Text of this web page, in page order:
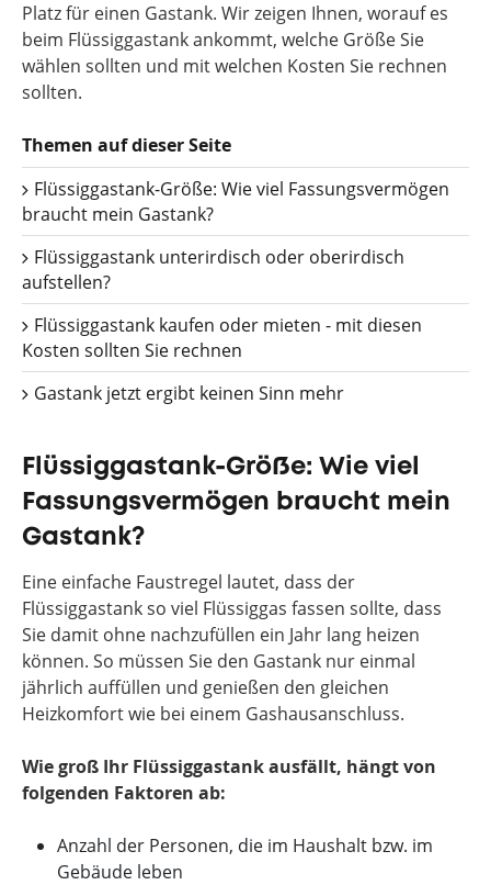
Platz für einen Gastank. Wir zeigen Ihnen, worauf es
beim Flüssiggastank ankommt, welche Größe Sie
wählen sollten und mit welchen Kosten Sie rechnen
sollten.
Themen auf dieser Seite
Flüssiggastank-Größe: Wie viel Fassungsvermögen
braucht mein Gastank?
Flüssiggastank unterirdisch oder oberirdisch
aufstellen?
Flüssiggastank kaufen oder mieten - mit diesen
Kosten sollten Sie rechnen
Gastank jetzt ergibt keinen Sinn mehr
Flüssiggastank-Größe: Wie viel
Fassungsvermögen braucht mein
Gastank?
Eine einfache Faustregel lautet, dass der
Flüssiggastank so viel Flüssiggas fassen sollte, dass
Sie damit ohne nachzufüllen ein Jahr lang heizen
können. So müssen Sie den Gastank nur einmal
jährlich auffüllen und genießen den gleichen
Heizkomfort wie bei einem Gashausanschluss.
Wie groß Ihr Flüssiggastank ausfällt, hängt von
folgenden Faktoren ab:
Anzahl der Personen, die im Haushalt bzw. im
Gebäude leben